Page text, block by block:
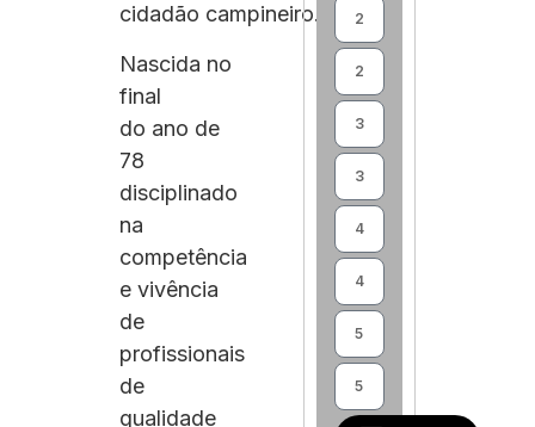
cidadão campineiro.
Nascida no
final
do ano de
78
disciplinado
na
competência
e vivência
de
profissionais
de
qualidade